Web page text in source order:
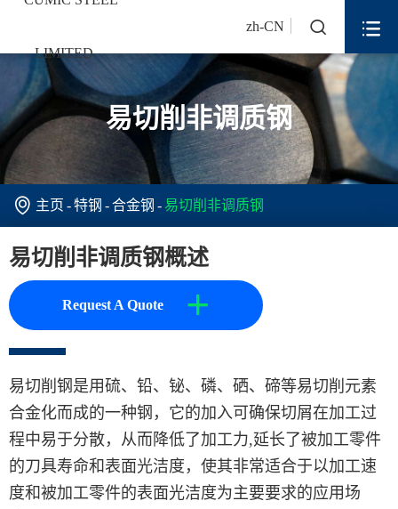
zh-CN  
易切削非调质钢
 主页 特钢 合金钢 易切削非调质钢
易切削非调质钢概述
Request A Quote +
易切削钢是用硫、铅、铋、磷、硒、碲等易切削元素
合金化而成的一种钢，它的加入可确保切屑在加工过
程中易于分散，从而降低了加工力,延长了被加工零件
的刀具寿命和表面光洁度，使其非常适合于以加工速
度和被加工零件的表面光洁度为主要要求的应用场